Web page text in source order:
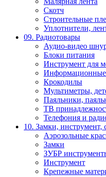
Скотч
Строительные
Уплотнители,
09. Радиотовары
Аудио-видео
Блоки питания
Инструмент для
Информационные
Крокодилы
Мультиметры,
Паяльники,
ТВ
Телефония и
10. Замки, инструмент,
Аэрозольные
Замки
ЗУБР
Инструмент
Крепежные